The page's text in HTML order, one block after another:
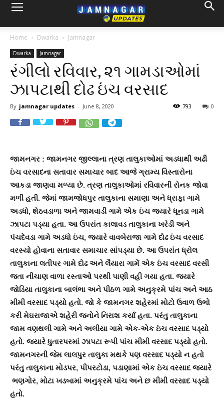
Home Dwarka Jamnagar
Dwarka Jamnagar
રંગીલો રવિવાર, ૨૧ ગામડાઓમાં
ઝાપટાથી દોઢ ઇંચ વરસાદ
By jamnagar updates - June 8, 2020 0
793
જામનગર : જામનગર જીલ્લાના ત્રણ તાલુકાઓમાં અડધાથી અઢી
ઇંચ વરસાદના સતાવાર સમાચાર બાદ આજે ગ્રામ્ય વિસ્તારોના
આકડા જાણવા મળ્યા છે. ત્રણ તાલુકાઓમાં રવિવારની રોનક જોવા
મળી હતી. જેમાં જામજોધપુર તાલુકાના સમાણા અને ધ્રાફા ગામે
અડધો, શેઠવડાળા અને જામવાડી ગામે એક ઇંચ જયારે ધૂનડા ગામે
ઝાપટા પડ્યા હતા. આ ઉપરાંત કાલાવડ તાલુકાના ખરેડી અને
પંચદેવડા ગામે અડધો ઇંચ, જયારે વાવબેરાજા ગામે દોઢ ઇંચ વરસાદ
વરસ્યો હોવાના સતાવાર સમાચાર સાંપડ્યા છે. આ ઉપરાંત ધ્રોલ
તાલુકાના લતીપર ગામે દોઢ અને લૈયારા ગામેં એક ઇંચ વરસાદ વરસી
જતા નીચાણ વાળા રસ્તાઓ પરથી પાણી વહી ગયા હતા. જયારે
જોડિયા તાલુકાના બાલંભા અને પીઠળ ગામે અનુક્રમે પાંચ અને આઠ
મીમી વરસાદ પડ્યો હતો. જો કે જામનગર શહેરમાં મોટો ઉવાળ ઉભો
કરી મેઘરાજાએ શહેરી જનોને નિરાશ કર્યા હતા. પરંતુ તાલુકાના
જામ વણથલી ગામે અને અલીયા ગામે એક-એક ઇંચ વરસાદ પડ્યો
હતો. જયારે ધુતારપરમાં ઝાપટા રૂપી પાંચ મીમી વરસાદ પડ્યો હતો.
જામનગરની જેમ લાલપુર તાલુકા મથકે પણ વરસાદ પડ્યો ન હતો
પરંતુ તાલુકાના મોડપર, પીપરટોડા, પડાણામાં એક ઇંચ વરસાદ જયારે
ભણગોર, મોટા ખડબામાં અનુક્રમે પાંચ અને છ મીમી વરસાદ પડ્યો
હતો.